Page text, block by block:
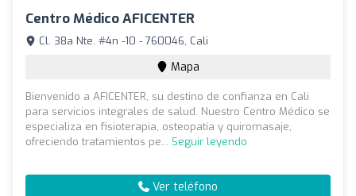
Centro Médico AFICENTER
Cl. 38a Nte. #4n -10 - 760046, Cali
Mapa
Bienvenido a AFICENTER, su destino de confianza en Cali
para servicios integrales de salud. Nuestro Centro Médico se
especializa en fisioterapia, osteopatía y quiromasaje,
ofreciendo tratamientos pe... Seguir leyendo
Ver teléfono